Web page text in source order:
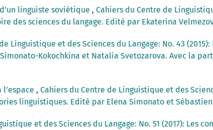
linguiste soviétique , Cahiers du Centre de
des sciences du langage. Edité par Ekaterina
Linguistique et des Sciences du Langage: No. 43
Kokochkina et Natalia Svetozarova. Avec la
, Cahiers du Centre de Linguistique et des
linguistiques. Edité par Elena Simonato et
et des Sciences du Langage: No. 51 (2017): Les